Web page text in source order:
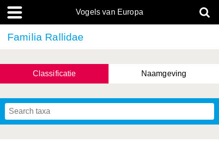
Vogels van Europa
Familia Rallidae
Classificatie Naamgeving